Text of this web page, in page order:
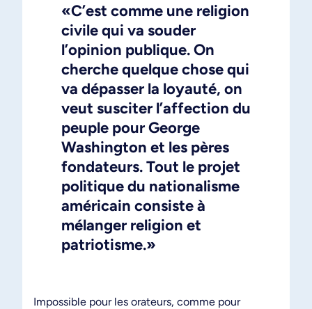
«C’est comme une religion
civile qui va souder
l’opinion publique. On
cherche quelque chose qui
va dépasser la loyauté, on
veut susciter l’affection du
peuple pour George
Washington et les pères
fondateurs. Tout le projet
politique du nationalisme
américain consiste à
mélanger religion et
patriotisme.»
Impossible pour les orateurs, comme pour